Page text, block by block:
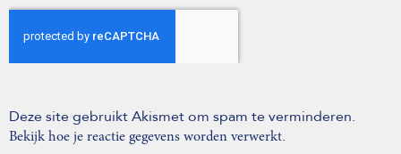
Deze site gebruikt Akismet om spam te verminderen.
Bekijk hoe je reactie gegevens worden verwerkt.